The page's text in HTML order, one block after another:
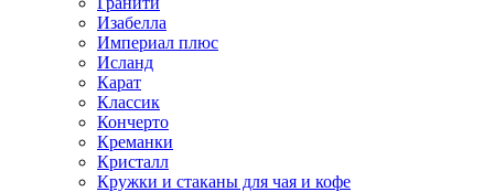
Изабелла
Империал плюс
Исланд
Карат
Классик
Кончерто
Креманки
Кристалл
Кружки и стаканы для чая и кофе